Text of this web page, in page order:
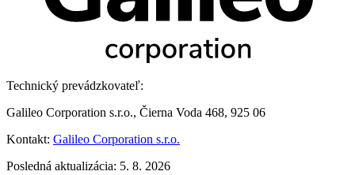
Technický prevádzkovateľ:
Galileo Corporation s.r.o., Čierna Voda 468, 925 06
Kontakt: Galileo Corporation s.r.o.
Posledná aktualizácia: 5. 8. 2026